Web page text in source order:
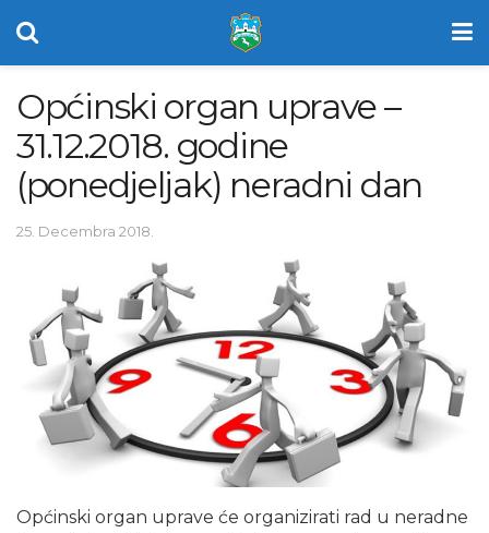
Općinski organ uprave –
31.12.2018. godine
(ponedjeljak) neradni dan
25. Decembra 2018.
Općinski organ uprave će organizirati rad u neradne